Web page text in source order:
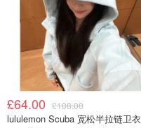
£64.00 £108.00
lululemon Scuba 宽松半拉链卫衣